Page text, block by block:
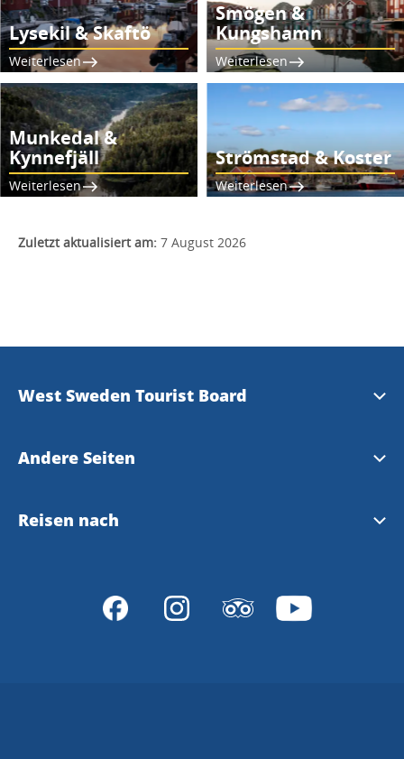
Lysekil & Skaftö
Weiterlesen
Smögen &
Kungshamn
Weiterlesen
Munkedal &
Kynnefjäll
Weiterlesen
Strömstad & Koster
Weiterlesen
Zuletzt aktualisiert am: 7 August 2026
West Sweden Tourist Board
Presse
Andere Seiten
Meet the Locals
Reisen nach
Reiseveranstalter